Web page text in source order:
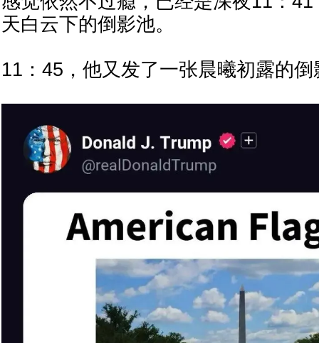
天白云下的倒影池。
11：45，他又发了一张晨曦初露的倒